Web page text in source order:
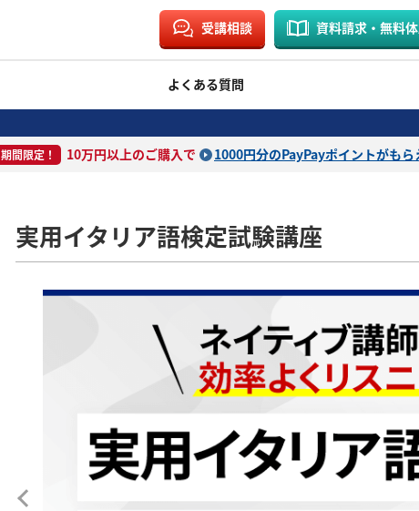
受講相談 資料請求・無料
よくある質問
期間限定！ 10万円以上のご購入で 1000円分のPayPayポイントがもら
実用イタリア語検定試験講座